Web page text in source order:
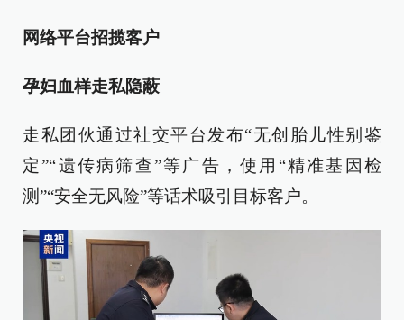
网络平台招揽客户
孕妇血样走私隐蔽
走私团伙通过社交平台发布“无创胎儿性别鉴
定”“遗传病筛查”等广告，使用“精准基因检
测”“安全无风险”等话术吸引目标客户。